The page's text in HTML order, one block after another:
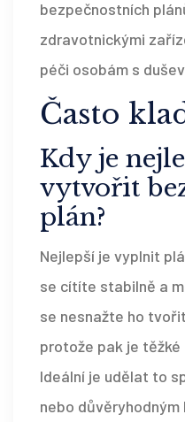
bezpečnostních
zdravotnickými
péči osobám s
Často
Kdy je
vytvořit
plán?
Nejlepší je vyplnit
se cítíte stabilně a
se nesnažte ho
protože pak je
Ideální je udělat to
nebo důvěryhodným